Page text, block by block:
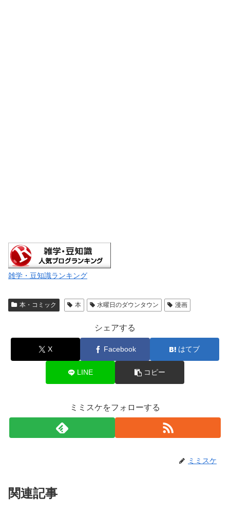
雑学・豆知識ランキング
本・コミック 本 水曜日のダウンタウン 漫画
シェアする
X Facebook はてブ
LINE コピー
ミミスケをフォローする
ミミスケ
関連記事